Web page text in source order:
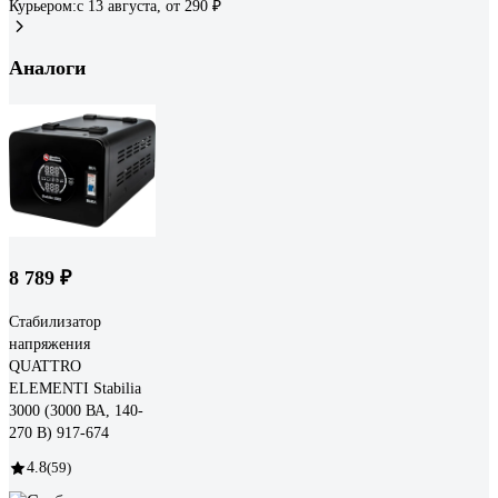
Курьером:c 13 августа, от 290 ₽
Аналоги
8 789 ₽
Стабилизатор
напряжения
QUATTRO
ELEMENTI Stabilia
3000 (3000 ВА, 140-
270 В) 917-674
4.8(59)